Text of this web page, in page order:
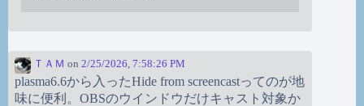
ＴＡＭ on 2/25/2026, 7:58:26 PM
plasma6.6から入ったHide from screencastってのが地
味に便利。OBSのウインドウだけキャスト対象か